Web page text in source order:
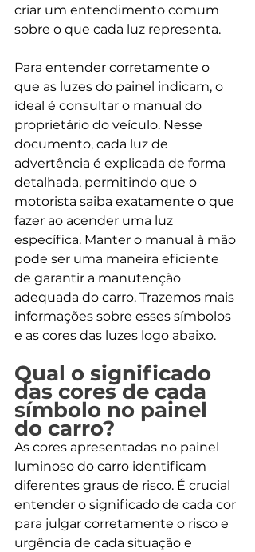
criar um entendimento comum
sobre o que cada luz representa.
Para entender corretamente o
que as luzes do painel indicam, o
ideal é consultar o manual do
proprietário do veículo. Nesse
documento, cada luz de
advertência é explicada de forma
detalhada, permitindo que o
motorista saiba exatamente o que
fazer ao acender uma luz
específica. Manter o manual à mão
pode ser uma maneira eficiente
de garantir a manutenção
adequada do carro. Trazemos mais
informações sobre esses símbolos
e as cores das luzes logo abaixo.
Qual o significado
das cores de cada
símbolo no painel
do carro?
As cores apresentadas no painel
luminoso do carro identificam
diferentes graus de risco. É crucial
entender o significado de cada cor
para julgar corretamente o risco e
urgência de cada situação e